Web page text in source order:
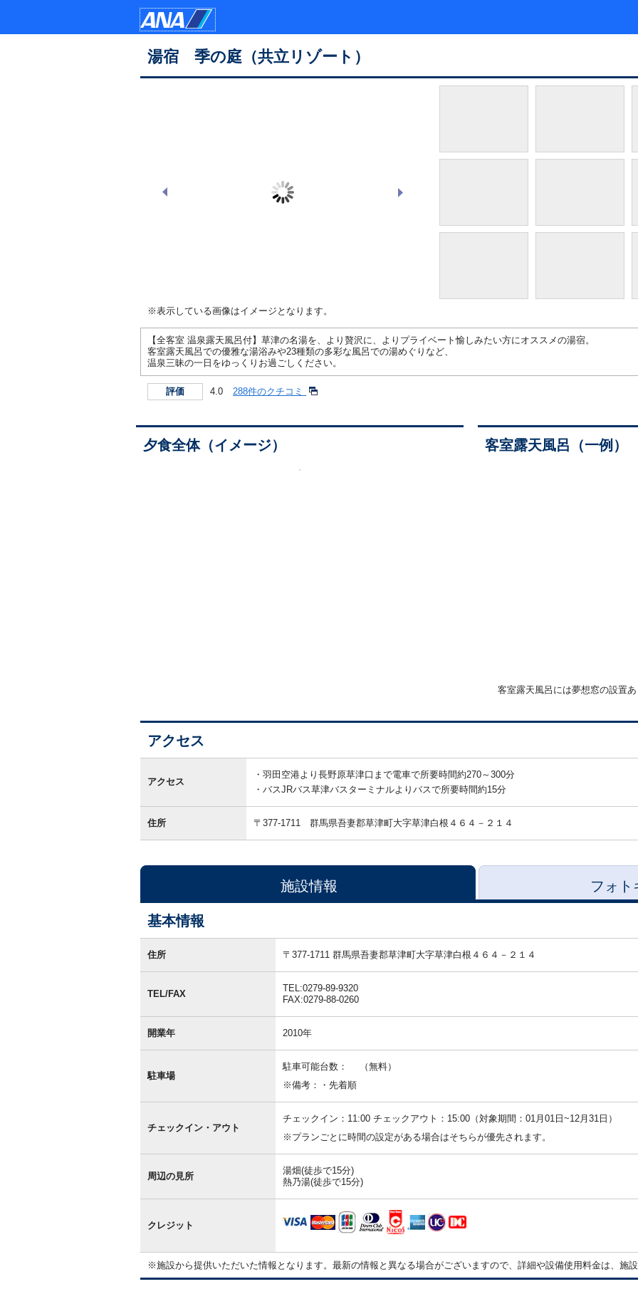
湯宿 季の庭（共立リゾート）
※表示している画像はイメージとなります。
【全客室 温泉露天風呂付】草津の名湯を、より贅沢に、よりプライベート愉しみたい方にオススメの湯宿。
客室露天風呂での優雅な湯浴みや23種類の多彩な風呂での湯めぐりなど、
温泉三昧の一日をゆっくりお過ごしください。
評価 4.0 288件のクチコミ
夕食全体（イメージ） 客室露天風呂（一例）
客室露天風呂には夢想窓の設置あ
アクセス
アクセス
羽田空港より長野原草津口まで電車で所要時間約270～300分
バスJRバス草津バスターミナルよりバスで所要時間約15分
住所 〒377-1711 群馬県吾妻郡草津町大字草津白根４６４－２１４
施設情報 フォト
基本情報
本住所 〒377-1711 群馬県吾妻郡草津町大字草津白根４６４－２１４
TEL/FAX
TEL:0279-89-9320
FAX:0279-88-0260
開業年 2010年
駐車場
駐車可能台数： （無料）
※備考：・先着順
チェックイン・アウト
チェックイン：11:00 チェックアウト：15:00（対象期間：01月01日~12月31日）
※プランごとに時間の設定がある場合はそちらが優先されます。
周辺の見所
湯畑(徒歩で15分)
熱乃湯(徒歩で15分)
クレジット
※施設から提供いただいた情報となります。最新の情報と異なる場合がございますので、詳細や設備使用料金は、施設